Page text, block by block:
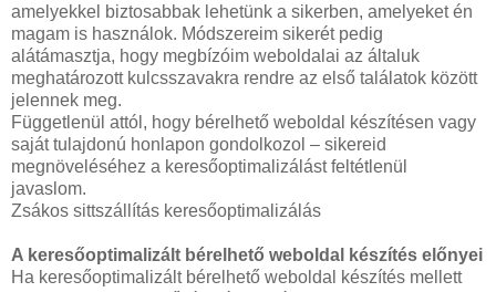
amelyekkel biztosabbak lehetünk a sikerben, amelyeket én
magam is használok. Módszereim sikerét pedig
alátámasztja, hogy megbízóim weboldalai az általuk
meghatározott kulcsszavakra rendre az első találatok között
jelennek meg.
Függetlenül attól, hogy bérelhető weboldal készítésen vagy
saját tulajdonú honlapon gondolkozol – sikereid
megnöveléséhez a keresőoptimalizálást feltétlenül
javaslom.
Zsákos sittszállítás keresőoptimalizálás
A keresőoptimalizált bérelhető weboldal készítés előnyei
Ha keresőoptimalizált bérelhető weboldal készítés mellett